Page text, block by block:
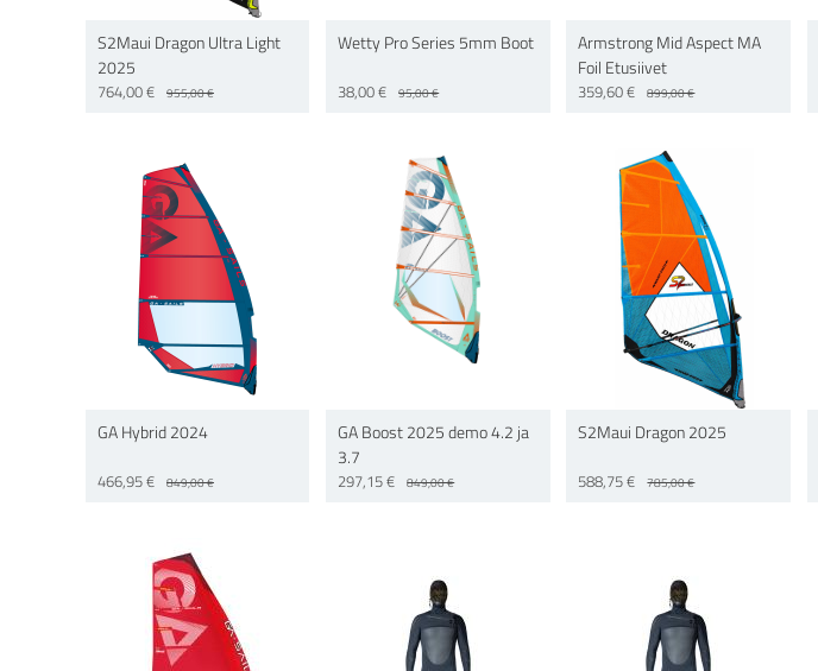
S2Maui Dragon Ultra Light
2025
764,00 € 955,00 €
Wetty Pro Series 5mm Boot
38,00 € 95,00 €
Armstrong Mid Aspect MA
Foil Etusiivet
359,60 € 899,00 €
GA Hybrid 2024
466,95 € 849,00 €
GA Boost 2025 demo 4.2 ja
3.7
297,15 € 849,00 €
S2Maui Dragon 2025
588,75 € 785,00 €